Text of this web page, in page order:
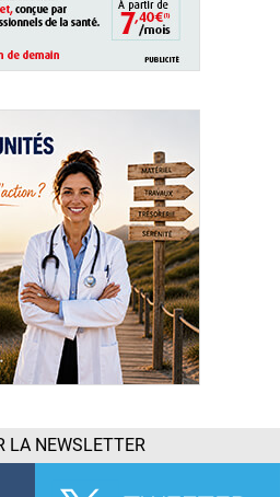
LA NEWSLETTER